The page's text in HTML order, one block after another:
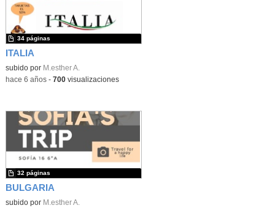
ITALIA
subido por M.esther A.
34 páginas
-hace 6 años- 700visualizaciones
BULGARIA
subido por M.esther A.
32 páginas